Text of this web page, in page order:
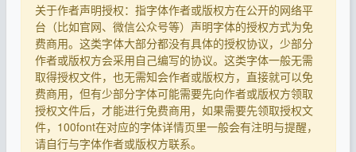
关于作者声明授权：指字体作者或版权方在公开的网络平
台（比如官网、微信公众号等）声明字体的授权方式为免
费商用。这类字体大部分都没有具体的授权协议，少部分
作者或版权方会采用自己编写的协议。这类字体一般无需
取得授权文件，也无需知会作者或版权方，直接就可以免
费商用，但有少部分字体可能需要先向作者或版权方领取
授权文件后，才能进行免费商用，如果需要先领取授权文
件，100font在对应的字体详情页里一般会有注明与提醒，
请自行与字体作者或版权方联系。